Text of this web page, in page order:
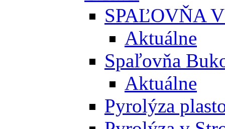
SPAĽOVŇA
Aktuálne
Spaľovňa
Aktuálne
Pyrolýza